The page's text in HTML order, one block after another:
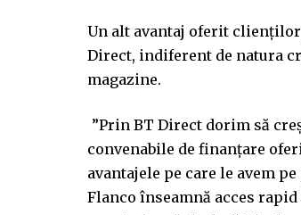
Un alt avantaj oferit
Direct, indiferent de natura
magazine.
”Prin BT Direct dorim să
convenabile de finanțare
avantajele pe care le avem
Flanco înseamnă acces